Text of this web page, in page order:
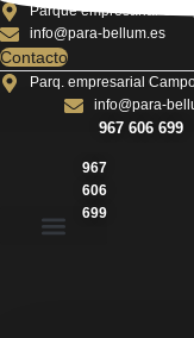
Ir
al
contenido
Parque empresarial
info@para-bellum.es
Contacto
Parq. empresarial
info@para-
967 606 699
967
606
699